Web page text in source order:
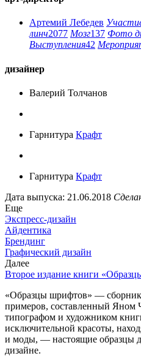
Артемий Лебедев
линч2077 Мозг137 Фото
Выступления42
дизайнер
Валерий Толчанов
Гарнитура Крафт
Гарнитура Крафт
Дата выпуска: 21.06.2018
Еще
Экспресс-дизайн
Айдентика
Брендинг
Графический дизайн
Далее
Второе издание книги
«Образцы шрифтов» —
примеров, составленный Яном
типографом и художником
исключительной красоты,
и моды, — настоящие образцы
дизайне.